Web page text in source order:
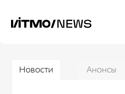
Новости Анонсы